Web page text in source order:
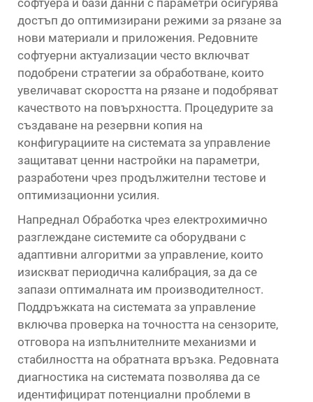
достъп до оптимизирани режими за рязане за
нови материали и приложения. Редовните
софтуерни актуализации често включват
подобрени стратегии за обработване, които
увеличават скоростта на рязане и подобряват
качеството на повърхността. Процедурите за
създаване на резервни копия на
конфигурациите на системата за управление
защитават ценни настройки на параметри,
разработени чрез продължителни тестове и
оптимизационни усилия.
Напреднал Обработка чрез електрохимично
разглеждане системите са оборудвани с
адаптивни алгоритми за управление, които
изискват периодична калибрация, за да се
запази оптималната им производителност.
Поддръжката на системата за управление
включва проверка на точността на сензорите,
отговора на изпълнителните механизми и
стабилността на обратната връзка. Редовната
диагностика на системата позволява да се
идентифицират потенциални проблеми в